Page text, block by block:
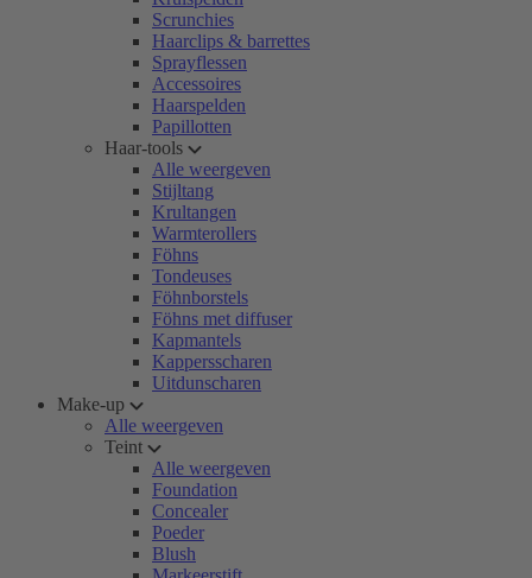
Scrunchies
Haarclips & barrettes
Sprayflessen
Accessoires
Haarspelden
Papillotten
Haar-tools
Alle weergeven
Stijltang
Krultangen
Warmterollers
Föhns
Tondeuses
Föhnborstels
Föhns met diffuser
Kapmantels
Kappersscharen
Uitdunscharen
Make-up
Alle weergeven
Teint
Alle weergeven
Foundation
Concealer
Poeder
Blush